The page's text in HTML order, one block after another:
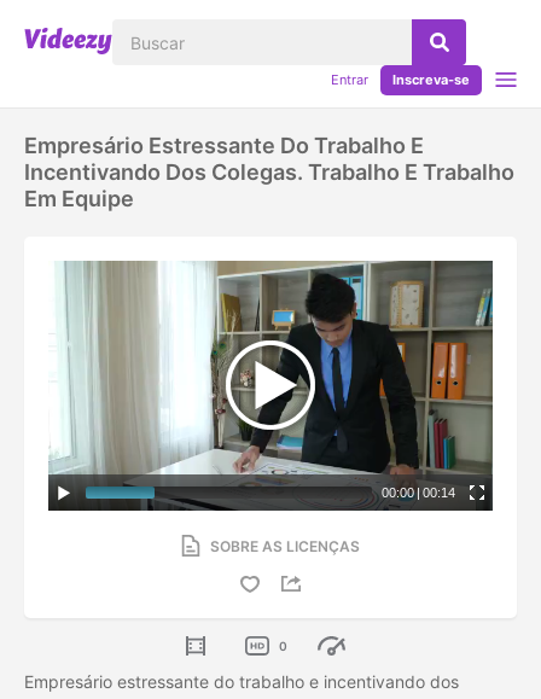
Entrar Inscreva-se
Empresário Estressante Do Trabalho E
Incentivando Dos Colegas. Trabalho E Trabalho
Em Equipe
00:00| 00:14
SOBRE AS LICENÇAS
0
Empresário estressante do trabalho e incentivando dos